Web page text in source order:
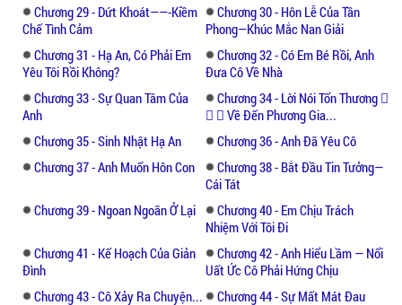
Chương 29 - Dứt Khoát——-Kiềm
Chế Tình Cảm
Chương 30 - Hôn Lễ Của Tần
Phong—Khúc Mắc Nan Giải
Chương 31 - Hạ An, Có Phải Em
Yêu Tôi Rồi Không?
Chương 32 - Có Em Bé Rồi, Anh
Đưa Cô Về Nhà
Chương 33 - Sự Quan Tâm Của
Anh
Chương 34 - Lời Nói Tổn Thương 
  Về Đến Phương Gia...
Chương 35 - Sinh Nhật Hạ An
Chương 36 - Anh Đã Yêu Cô
Chương 37 - Anh Muốn Hôn Con
Chương 38 - Bắt Đầu Tin Tưởng—
Cái Tát
Chương 39 - Ngoan Ngoãn Ở Lại
Chương 40 - Em Chịu Trách
Nhiệm Với Tôi Đi
Chương 41 - Kế Hoạch Của Giản
Đình
Chương 42 - Anh Hiểu Lầm — Nổi
Uất Ức Cô Phải Hứng Chịu
Chương 43 - Cô Xảy Ra Chuyện...
Chương 44 - Sự Mất Mát Đau